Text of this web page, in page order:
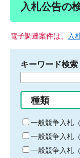
入札公告の
電子調達案件は、 入
キーワード検索
る
キ
ー
ワ
ー
種類
一般競争入札
一般競争入札（
一般競争入札